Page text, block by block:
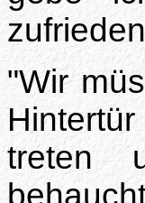
"Wir
treten